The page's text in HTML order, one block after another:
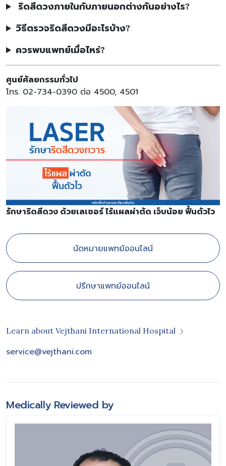
ริดสีดวงภายในกับภายนอกต่างกันอย่างไร?
วิธีตรวจริดสีดวงมีอะไรบ้าง?
ควรพบแพทย์เมื่อไหร่?
ศูนย์ศัลยกรรมทั่วไป
โทร. 02-734-0390 ต่อ 4500, 4501
รักษาริดสีดวง ด้วยเลเซอร์ ไร้แผลผ่าตัด เจ็บน้อย ฟื้นตัวไว
นัดหมายแพทย์ออนไลน์
ปรึกษาแพทย์ออนไลน์
Learn about Vejthani International Hospital
service@vejthani.com
Medically Reviewed by